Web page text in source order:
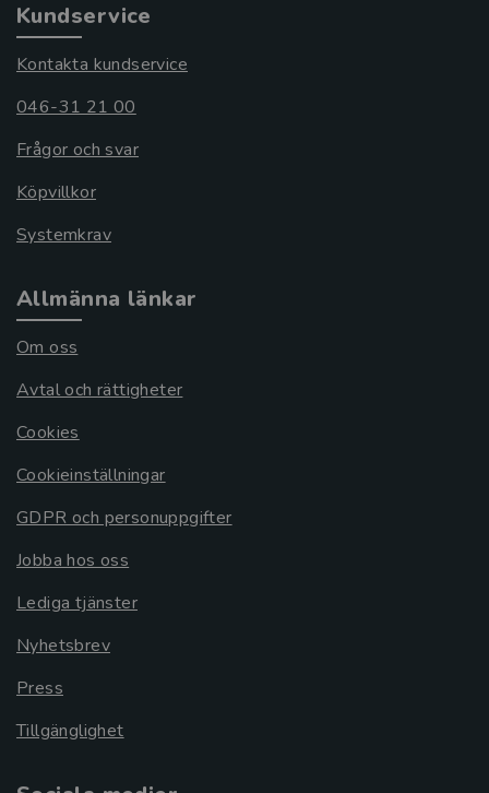
Kundservice
Kontakta kundservice
046-31 21 00
Frågor och svar
Köpvillkor
Systemkrav
Allmänna länkar
Om oss
Avtal och rättigheter
Cookies
Cookieinställningar
GDPR och personuppgifter
Jobba hos oss
Lediga tjänster
Nyhetsbrev
Press
Tillgänglighet